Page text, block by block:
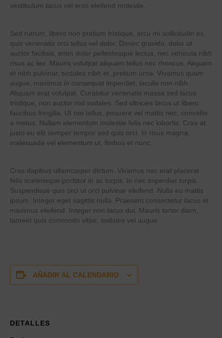
vestibulum lacus vel eros eleifend molestie.
Sed rutrum, libero non pretium tristique, arcu mi sollicitudin ex,
quis venenatis orci tellus vel dolor. Donec gravida, dolor ut
auctor facilisis, enim dolor pellentesque lectus, nec vehicula nibh
risus ac leo. Mauris volutpat aliquam tellus nec rhoncus. Aliquam
et nibh pulvinar, sodales nibh et, pretium urna. Vivamus quam
augue, maximus in consequat imperdiet, iaculis non nibh.
Aliquam erat volutpat. Curabitur venenatis massa sed lacus
tristique, non auctor nisl sodales. Sed ultricies lacus ut libero
faucibus fringilla. Ut nisi tellus, posuere vel mattis nec, convallis
a metus. Nullam elementum molestie felis nec lobortis. Cras at
justo eu elit semper tempor sed quis orci. In risus magna,
malesuada vel elementum ut, finibus et nunc.
Cras dapibus ullamcorper dictum. Vivamus nec erat placerat
felis scelerisque porttitor in ac turpis. In nec imperdiet turpis.
Suspendisse quis orci ut orci pulvinar eleifend. Nulla eu mattis
ipsum. Integer eget sagittis nulla. Praesent consectetur lacus et
maximus eleifend. Integer non lacus dui. Mauris tortor diam,
laoreet quis commodo vitae, sodales vel augue.
AÑADIR AL CALENDARIO
DETALLES